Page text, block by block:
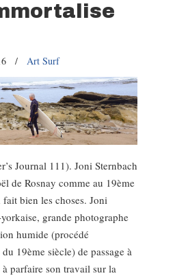
/ Art Surf
Journal 111). Joni Sternbach
de Rosnay comme au 19ème
fait bien les choses. Joni
grande photographe
humide (procédé
19ème siècle) de passage à
parfaire son travail sur la